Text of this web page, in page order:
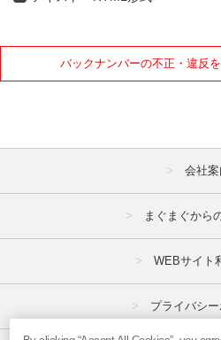
バックナンバーの不正・違反
10月 11月
1月 2月
5月
8月
会社案
まぐまぐから
WEBサイト
プライバシ